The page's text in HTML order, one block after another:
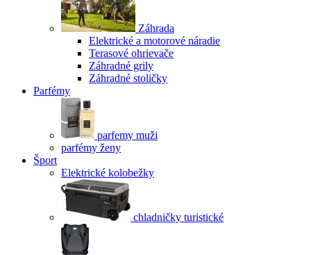
Záhrada
Elektrické a motorové náradie
Terasové ohrievače
Záhradné grily
Záhradné stoličky
Parfémy
parfemy muži
parfémy ženy
Šport
Elektrické kolobežky
chladničky turistické